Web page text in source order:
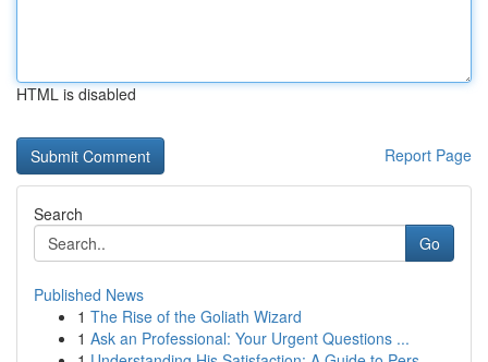
HTML is disabled
Report Page
Search
Go
Published News
1 The Rise of the Goliath Wizard
1 Ask an Professional: Your Urgent Questions ...